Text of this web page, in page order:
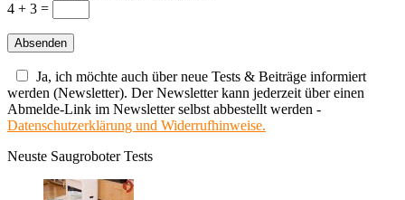
4 + 3 =
Ja, ich möchte auch über neue Tests & Beiträge informiert
werden (Newsletter). Der Newsletter kann jederzeit über einen
Abmelde-Link im Newsletter selbst abbestellt werden -
Datenschutzerklärung und Widerrufhinweise.
Neuste Saugroboter Tests